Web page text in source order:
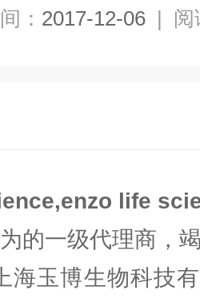
： 2017-12-06 | 阅
life
的一级代理商，
海玉博生物科技